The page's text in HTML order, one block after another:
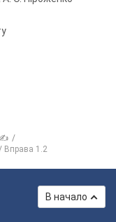
✍
Вправа 1.2
В начало